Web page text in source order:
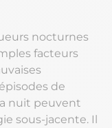
nocturnes
facteurs
de
nuit peuvent
sous-jacente. Il